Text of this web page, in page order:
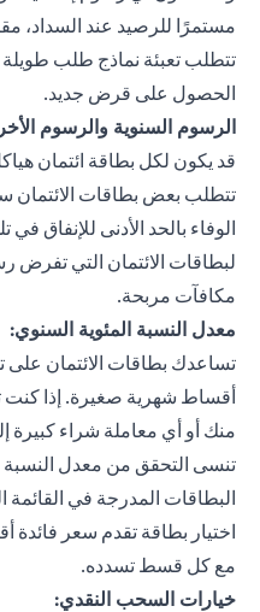
مستمرًا للرصيد عند السداد،
تتطلب تعبئة نماذج طلب
الحصول على قرض جديد.
الرسوم السنوية والرسوم
قد يكون لكل بطاقة ائتمان
تتطلب بعض بطاقات الائتمان
الوفاء بالحد الأدنى للإنفاق
لبطاقات الائتمان التي تفرض
مكافآت مربحة.
معدل النسبة المئوية السنوي:
تساعدك بطاقات الائتمان على
أقساط شهرية صغيرة. إذا كنت
منك أو أي معاملة شراء كبيرة
تنسى التحقق من معدل النسبة
البطاقات المدرجة في
اختيار بطاقة تقدم سعر فائدة
مع كل قسط تسدده.
خيارات السحب النقدي: